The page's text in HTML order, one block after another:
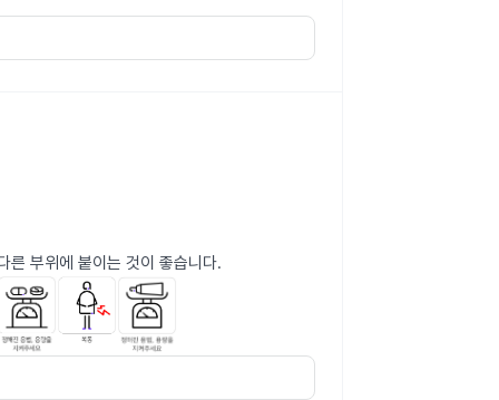
른 부위에 붙이는 것이 좋습니다.